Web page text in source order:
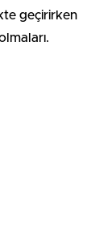
geçirirken